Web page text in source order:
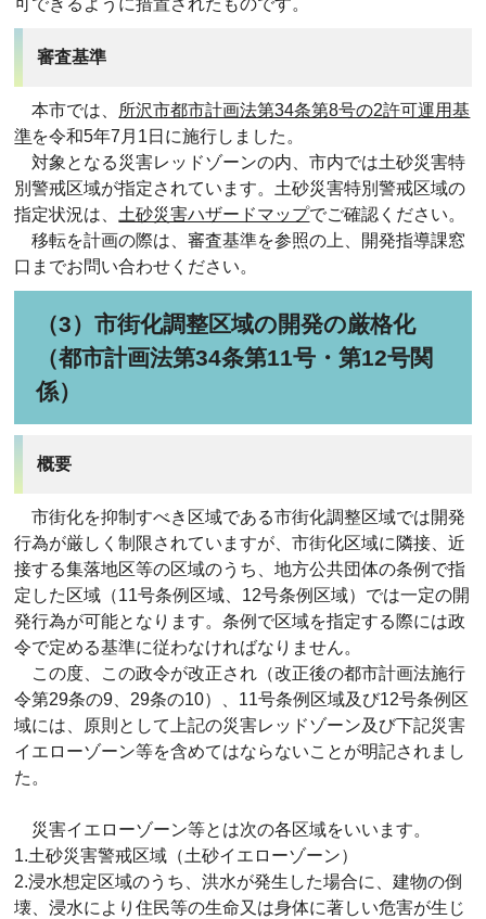
可できるように措置されたものです。
審査基準
本市では、 所沢市都市計画法第34条第8号の2許可運用基
準を令和5年7月1日に施行しました。
対象となる災害レッドゾーンの内、市内では土砂災害特
別警戒区域が指定されています。土砂災害特別警戒区域の
指定状況は、 土砂災害ハザードマップでご確認ください。
移転を計画の際は、審査基準を参照の上、開発指導課窓
口までお問い合わせください。
（3）市街化調整区域の開発の厳格化
（都市計画法第34条第11号・第12号関
係）
概要
市街化を抑制すべき区域である市街化調整区域では開発
行為が厳しく制限されていますが、市街化区域に隣接、近
接する集落地区等の区域のうち、地方公共団体の条例で指
定した区域（11号条例区域、12号条例区域）では一定の開
発行為が可能となります。条例で区域を指定する際には政
令で定める基準に従わなければなりません。
この度、この政令が改正され（改正後の都市計画法施行
令第29条の9、29条の10）、11号条例区域及び12号条例区
域には、原則として上記の災害レッドゾーン及び下記災害
イエローゾーン等を含めてはならないことが明記されまし
た。
災害イエローゾーン等とは次の各区域をいいます。
1.土砂災害警戒区域（土砂イエローゾーン）
2.浸水想定区域のうち、洪水が発生した場合に、建物の倒
壊、浸水により住民等の生命又は身体に著しい危害が生じ